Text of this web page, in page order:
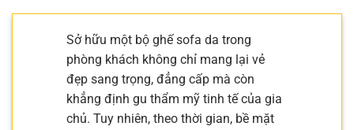
Sở hữu một bộ ghế sofa da trong
phòng khách không chỉ mang lại vẻ
đẹp sang trọng, đẳng cấp mà còn
khẳng định gu thẩm mỹ tinh tế của gia
chủ. Tuy nhiên, theo thời gian, bề mặt